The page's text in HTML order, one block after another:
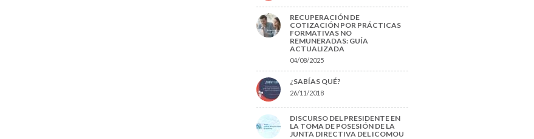
RECUPERACIÓN DE
COTIZACIÓN POR PRÁCTICAS
FORMATIVAS NO
REMUNERADAS: GUÍA
ACTUALIZADA
04/08/2025
¿SABÍAS QUÉ?
26/11/2018
DISCURSO DEL PRESIDENTE EN
LA TOMA DE POSESIÓN DE LA
JUNTA DIRECTIVA DEL ICOMOU